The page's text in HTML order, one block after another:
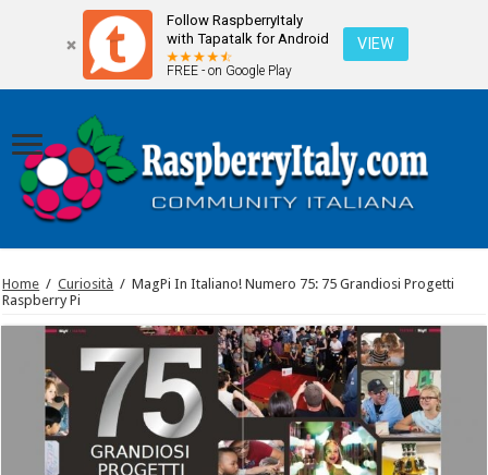
Follow RaspberryItaly
with Tapatalk for Android
FREE - on Google Play
VIEW
Home / Curiosità / MagPi In Italiano! Numero 75: 75 Grandiosi Progetti
Raspberry Pi